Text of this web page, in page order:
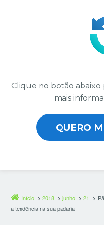
Clique no botão abaixo
mais
Início 2018 junho 21
a tendência na sua padaria